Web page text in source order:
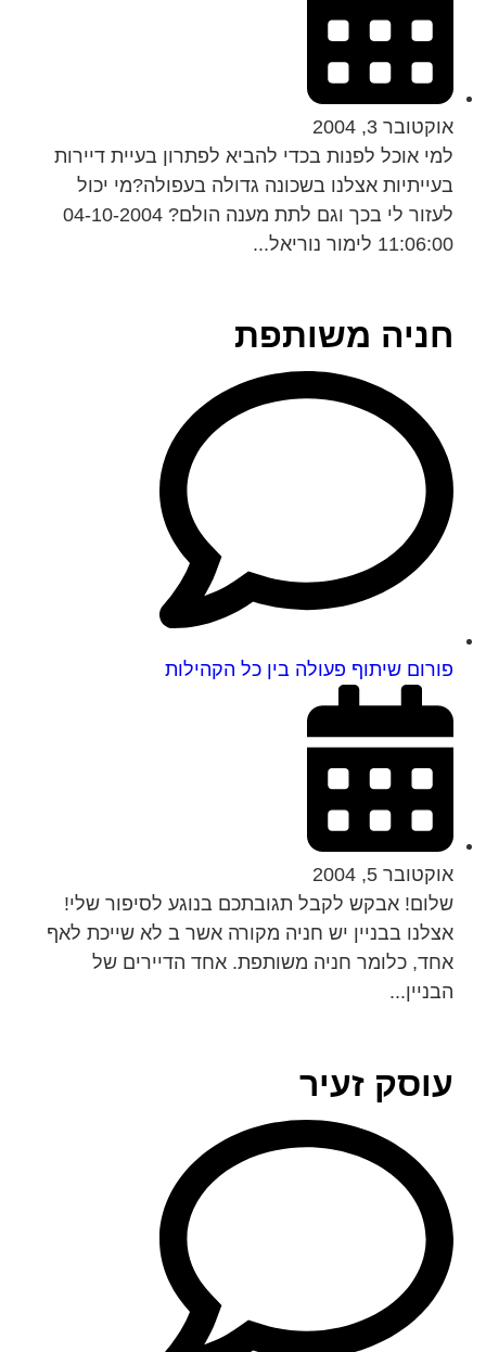
אוקטובר 3, 2004
למי אוכל לפנות בכדי להביא לפתרון בעיית דיירות
בעייתיות אצלנו בשכונה גדולה בעפולה?מי יכול
לעזור לי בכך וגם לתת מענה הולם? 04-10-2004
11:06:00 לימור נוריאל...
חניה משותפת
פורום שיתוף פעולה בין כל הקהילות
אוקטובר 5, 2004
שלום! אבקש לקבל תגובתכם בנוגע לסיפור שלי!
אצלנו בבניין יש חניה מקורה אשר ב לא שייכת לאף
אחד, כלומר חניה משותפת. אחד הדיירים של
הבניין...
עוסק זעיר